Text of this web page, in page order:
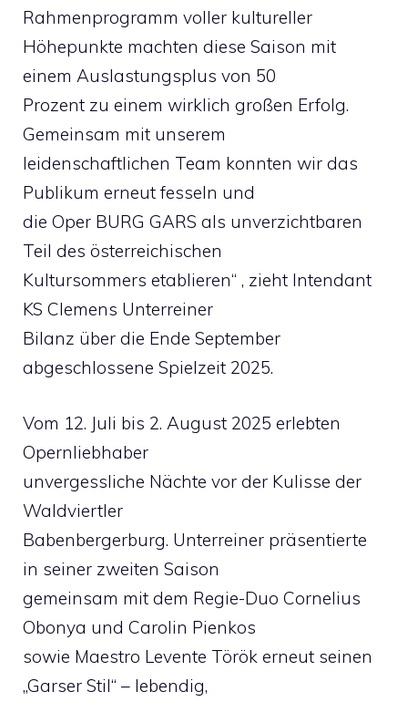
Rahmenprogramm voller kultureller
Höhepunkte machten diese Saison mit
einem Auslastungsplus von 50
Prozent zu einem wirklich großen Erfolg.
Gemeinsam mit unserem
leidenschaftlichen Team konnten wir das
Publikum erneut fesseln und
die Oper BURG GARS als unverzichtbaren
Teil des österreichischen
Kultursommers etablieren“ , zieht Intendant
KS Clemens Unterreiner
Bilanz über die Ende September
abgeschlossene Spielzeit 2025.
Vom 12. Juli bis 2. August 2025 erlebten
Opernliebhaber
unvergessliche Nächte vor der Kulisse der
Waldviertler
Babenbergerburg. Unterreiner präsentierte
in seiner zweiten Saison
gemeinsam mit dem Regie-Duo Cornelius
Obonya und Carolin Pienkos
sowie Maestro Levente Török erneut seinen
„Garser Stil“ – lebendig,